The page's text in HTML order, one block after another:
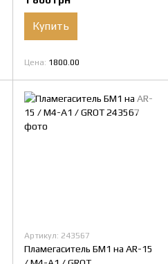
Купить
Цена 1800.00
Артикул: 243567
Пламегаситель БМ1 на AR-15